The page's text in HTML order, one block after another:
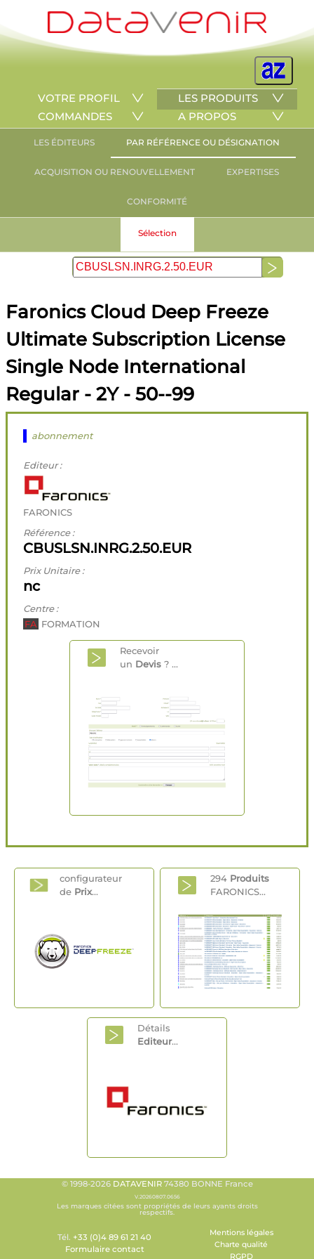
VOTRE PROFIL
LES PRODUITS
COMMANDES
A PROPOS
LES ÉDITEURS PAR RÉFÉRENCE OU DÉSIGNATION
ACQUISITION OU RENOUVELLEMENT EXPERTISES
CONFORMITÉ
Sélection
Faronics Cloud Deep Freeze
Ultimate Subscription License
Single Node International
Regular - 2Y - 50--99
abonnement
Editeur :
FARONICS
Référence :
CBUSLSN.INRG.2.50.EUR
Prix Unitaire :
nc
Centre :
FA FORMATION
Recevoir
un Devis ? ...
configurateur
de Prix...
294 Produits
FARONICS...
Détails
Editeur...
© 1998-2026 DATAVENIR74380 BONNE France
V.20260807.0656
Les marques citées sont propriétés de leurs ayants droits
respectifs.
Tél. +33 (0)4 89 61 21 40
Formulaire contact
Mentions légales
Charte qualité
RGPD